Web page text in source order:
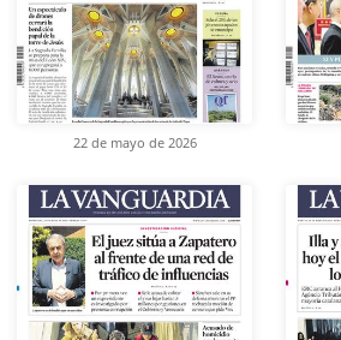
22 de mayo de 2026